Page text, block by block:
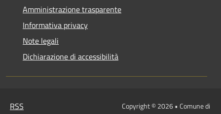
Amministrazione trasparente
Informativa privacy
Note legali
Dichiarazione di accessibilità
RSS
Copyright © 2026 • Comune di